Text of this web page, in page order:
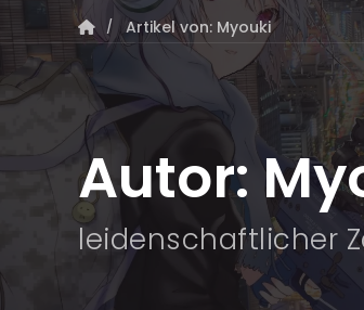
Artikel von: Myouki
Autor:
leidenschaftlicher